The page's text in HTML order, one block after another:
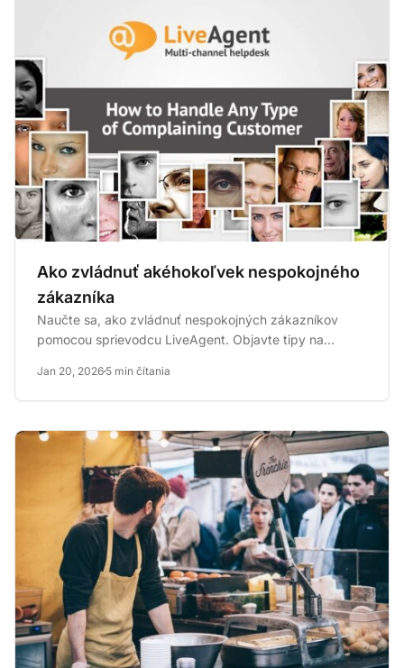
Ako zvládnuť akéhokoľvek nespokojného
zákazníka
Naučte sa, ako zvládnuť nespokojných zákazníkov
pomocou sprievodcu LiveAgent. Objavte tipy na
Jan 20, 2026 5 min čítania